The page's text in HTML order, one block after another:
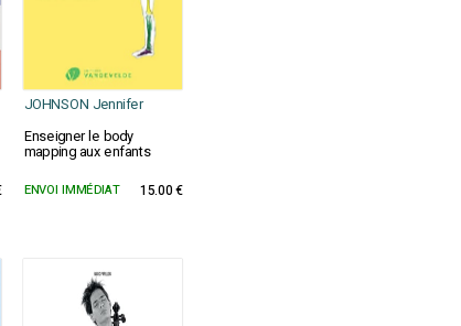
JOHNSON Jennifer
Enseigner le body
mapping aux enfants
ENVOI IMMÉDIAT 15.00 €